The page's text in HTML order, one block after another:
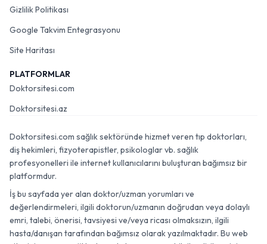
Gizlilik Politikası
Google Takvim Entegrasyonu
Site Haritası
PLATFORMLAR
Doktorsitesi.com
Doktorsitesi.az
Doktorsitesi.com sağlık sektöründe hizmet veren tıp doktorları,
diş hekimleri, fizyoterapistler, psikologlar vb. sağlık
profesyonelleri ile internet kullanıcılarını buluşturan bağımsız bir
platformdur.
İş bu sayfada yer alan doktor/uzman yorumları ve
değerlendirmeleri, ilgili doktorun/uzmanın doğrudan veya dolaylı
emri, talebi, önerisi, tavsiyesi ve/veya ricası olmaksızın, ilgili
hasta/danışan tarafından bağımsız olarak yazılmaktadır. Bu web